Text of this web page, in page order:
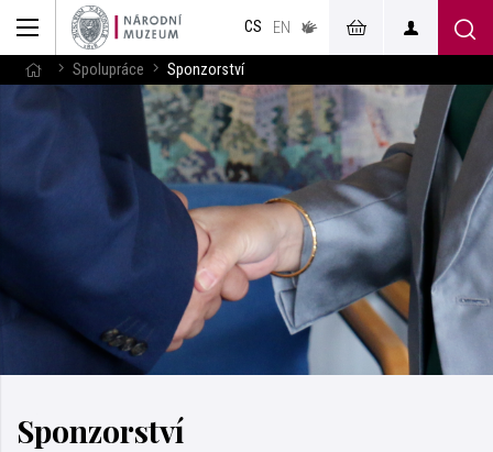
CS EN
v českém
jazyce
Spolupráce Sponzorství
Sponzorství